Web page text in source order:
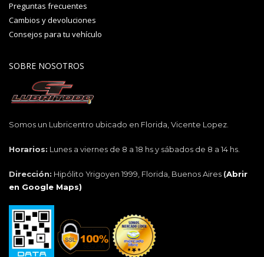
Preguntas frecuentes
Cambios y devoluciones
Consejos para tu vehículo
SOBRE NOSOTROS
Somos un Lubricentro ubicado en Florida, Vicente Lopez.
Horarios: Lunes a viernes de 8 a 18 hs y sábados de 8 a 14 hs.
Dirección: Hipólito Yrigoyen 1999, Florida, Buenos Aires (Abrir
en Google Maps)